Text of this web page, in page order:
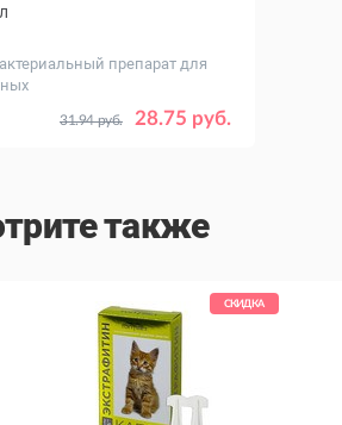
препарат для
28.75 руб.
31.94 руб.
также
СКИДКА